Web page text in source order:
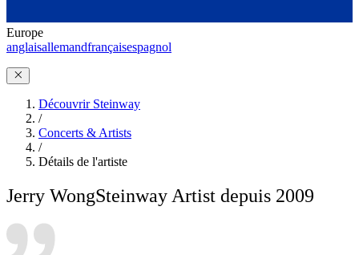
Europe
anglaisallemandfrançaisespagnol
Découvrir Steinway
/
Concerts & Artists
/
Détails de l'artiste
Jerry WongSteinway Artist depuis 2009